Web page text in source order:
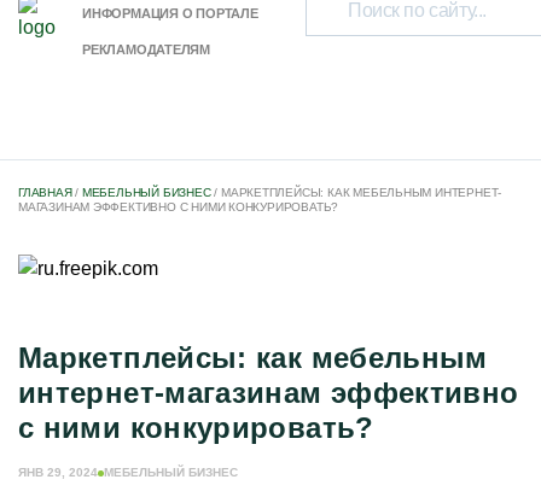
ИНФОРМАЦИЯ О ПОРТАЛЕ
РЕКЛАМОДАТЕЛЯМ
ГЛАВНАЯ/ МЕБЕЛЬНЫЙ БИЗНЕС/ МАРКЕТПЛЕЙСЫ: КАК МЕБЕЛЬНЫМ ИНТЕРНЕТ-
МАГАЗИНАМ ЭФФЕКТИВНО С НИМИ КОНКУРИРОВАТЬ?
Маркетплейсы: как мебельным
интернет-магазинам эффективно
с ними конкурировать?
ЯНВ 29, 2024 МЕБЕЛЬНЫЙ БИЗНЕС